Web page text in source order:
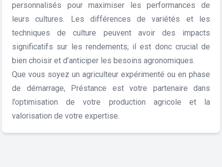
personnalisés pour maximiser les performances de
leurs cultures. Les différences de variétés et les
techniques de culture peuvent avoir des impacts
significatifs sur les rendements; il est donc crucial de
bien choisir et d’anticiper les besoins agronomiques.
Que vous soyez un agriculteur expérimenté ou en phase
de démarrage, Préstance est votre partenaire dans
l’optimisation de votre production agricole et la
valorisation de votre expertise.